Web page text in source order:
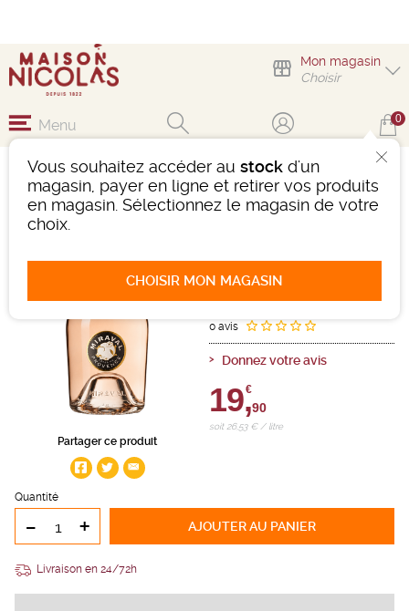
Mon magasin
Choisir
Vous souhaitez accéder au stock d'un
magasin, payer en ligne et retirer vos produits
en magasin. Sélectionnez le magasin de votre
choix.
CHOISIR MON MAGASIN
Menu 0
Partager ce produit
MIRAVAL ROSÉ
Vin
Méditerranée
2025
0 avis
Donnez votre avis
19,
€
90
soit 26,53 € / litre
Quantité
- + AJOUTERAU PANIER
Livraison en 24/72h